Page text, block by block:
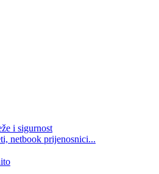
i sigurnost
netbook prijenosnici...